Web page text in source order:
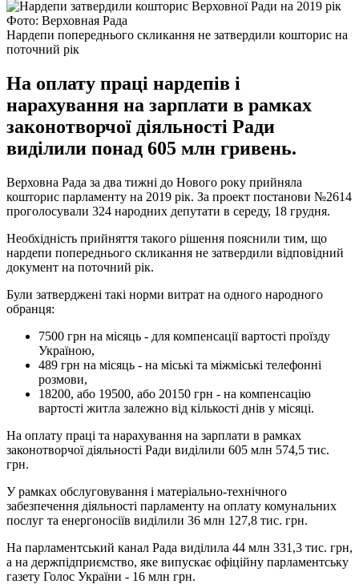
Фото: Верховная Рада
Нардепи попереднього скликання не затвердили кошторис на
поточний рік
На оплату праці нардепів і
нарахування на зарплати в рамках
законотворчої діяльності Ради
виділили понад 605 млн гривень.
Верховна Рада за два тижні до Нового року прийняла
кошторис парламенту на 2019 рік. За проект постанови №2614
проголосували 324 народних депутати в середу, 18 грудня.
Необхідність прийняття такого рішення пояснили тим, що
нардепи попереднього скликання не затвердили відповідний
документ на поточний рік.
Були затверджені такі норми витрат на одного народного
обранця:
7500 грн на місяць - для компенсації вартості проїзду
Україною,
489 грн на місяць - на міські та міжміські телефонні
розмови,
18200, або 19500, або 20150 грн - на компенсацію
вартості житла залежно від кількості днів у місяці.
На оплату праці та нарахування на зарплати в рамках
законотворчої діяльності Ради виділили 605 млн 574,5 тис.
грн.
У рамках обслуговування і матеріально-технічного
забезпечення діяльності парламенту на оплату комунальних
послуг та енергоносіїв виділили 36 млн 127,8 тис. грн.
На парламентський канал Рада виділила 44 млн 331,3 тис. грн,
а на держпідприємство, яке випускає офіційну парламентську
газету Голос України - 16 млн грн.